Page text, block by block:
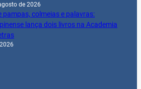
de 2026
pampas, colmeias e palavras:
lança dois livros na Academia